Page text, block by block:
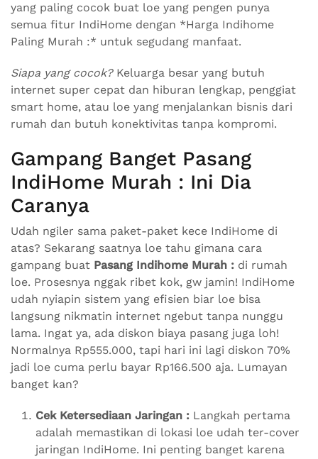
yang paling cocok buat loe yang pengen punya
semua fitur IndiHome dengan *Harga Indihome
Paling Murah :* untuk segudang manfaat.
Siapa yang cocok?Keluarga besar yang butuh
internet super cepat dan hiburan lengkap, penggiat
smart home, atau loe yang menjalankan bisnis dari
rumah dan butuh konektivitas tanpa kompromi.
Gampang Banget Pasang
IndiHome Murah : Ini Dia
Caranya
Udah ngiler sama paket-paket kece IndiHome di
atas? Sekarang saatnya loe tahu gimana cara
gampang buat Pasang Indihome Murah : di rumah
loe. Prosesnya nggak ribet kok, gw jamin! IndiHome
udah nyiapin sistem yang efisien biar loe bisa
langsung nikmatin internet ngebut tanpa nunggu
lama. Ingat ya, ada diskon biaya pasang juga loh!
Normalnya Rp555.000, tapi hari ini lagi diskon 70%
jadi loe cuma perlu bayar Rp166.500 aja. Lumayan
banget kan?
Cek Ketersediaan Jaringan : Langkah pertama
adalah memastikan di lokasi loe udah ter-cover
jaringan IndiHome. Ini penting banget karena